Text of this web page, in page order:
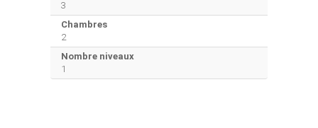
3
Chambres
2
Nombre niveaux
1